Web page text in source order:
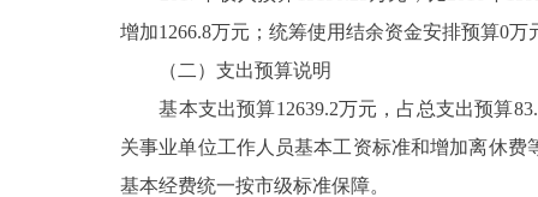
绿色北京
ENGLISH
增加1266.8万元；统筹使用结余资金安排预算0万
（二）支出预算说明
基本支出预算12639.2万元，占总支出预算
关事业单位工作人员基本工资标准和增加离休
基本经费统一按市级标准保障。